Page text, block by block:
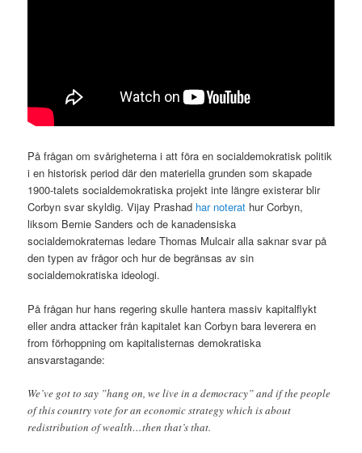
På frågan om svårigheterna i att föra en socialdemokratisk politik
i en historisk period där den materiella grunden som skapade
1900-talets socialdemokratiska projekt inte längre existerar blir
Corbyn svar skyldig. Vijay Prashad har noterat hur Corbyn,
liksom Bernie Sanders och de kanadensiska
socialdemokraternas ledare Thomas Mulcair alla saknar svar på
den typen av frågor och hur de begränsas av sin
socialdemokratiska ideologi.
På frågan hur hans regering skulle hantera massiv kapitalflykt
eller andra attacker från kapitalet kan Corbyn bara leverera en
from förhoppning om kapitalisternas demokratiska
ansvarstagande:
We’ve got to say ”hang on, we live in a democracy” and if the people
of this country vote for an economic strategy which is about
redistribution of wealth…then that’s that.